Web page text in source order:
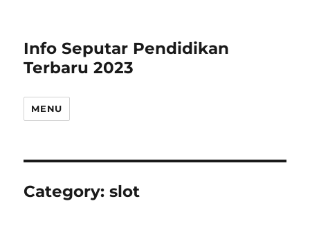
Info Seputar Pendidikan
Terbaru 2023
MENU
Category:slot